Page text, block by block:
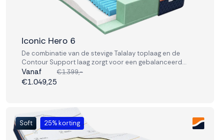
Iconic Hero 6
De combinatie van de stevige Talalay toplaag en de
Contour Support laag zorgt voor een gebalanceerd
liggevoel. Ideaal voor wie comfort en performance in één
matras zoekt.
Vanaf €1.399,-
€1.049,25
Soft 25% korting